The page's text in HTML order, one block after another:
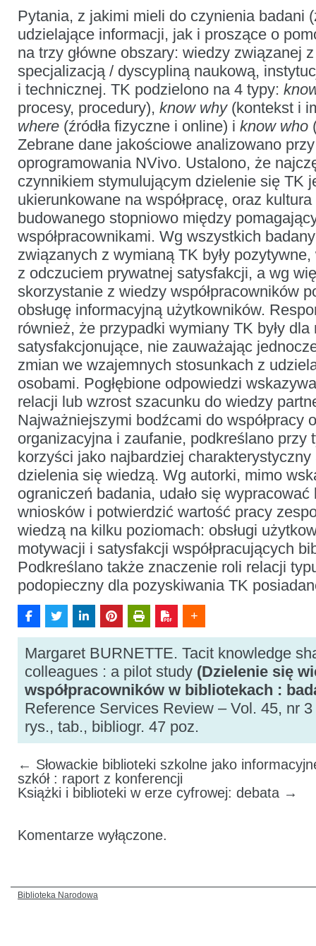
Pytania, z jakimi mieli do czynienia badani
udzielające informacji, jak i proszące o
na trzy główne obszary: wiedzy związanej
specjalizacją / dyscypliną naukową,
i technicznej. TK podzielono na 4 typy:
procesy, procedury), know why(kontekst i
where (źródła fizyczne i online) i know who
Zebrane dane jakościowe analizowano
oprogramowania NVivo. Ustalono, że
czynnikiem stymulującym dzielenie się TK
ukierunkowane na współpracę, oraz
budowanego stopniowo między
współpracownikami. Wg wszystkich
związanych z wymianą TK były pozytywne,
z odczuciem prywatnej satysfakcji, a wg
skorzystanie z wiedzy współpracowników
obsługę informacyjną użytkowników.
również, że przypadki wymiany TK były
satysfakcjonujące, nie zauważając
zmian we wzajemnych stosunkach z
osobami. Pogłębione odpowiedzi
relacji lub wzrost szacunku do wiedzy
Najważniejszymi bodźcami do współpracy
organizacyjna i zaufanie, podkreślano przy
korzyści jako najbardziej
dzielenia się wiedzą. Wg autorki, mimo
ograniczeń badania, udało się
wniosków i potwierdzić wartość pracy
wiedzą na kilku poziomach: obsługi
motywacji i satysfakcji współpracujących
Podkreślano także znaczenie roli relacji
podopieczny dla pozyskiwania TK
Margaret BURNETTE. Tacit knowledge
colleagues : a pilot study (Dzielenie się
współpracowników w bibliotekach :
Reference Services Review – Vol. 45, nr
rys., tab., bibliogr. 47 poz.
← Słowackie biblioteki szkolne jako
szkół : raport z konferencji
Książki i biblioteki w erze cyfrowej: debata →
Komentarze wyłączone.
Biblioteka Narodowa